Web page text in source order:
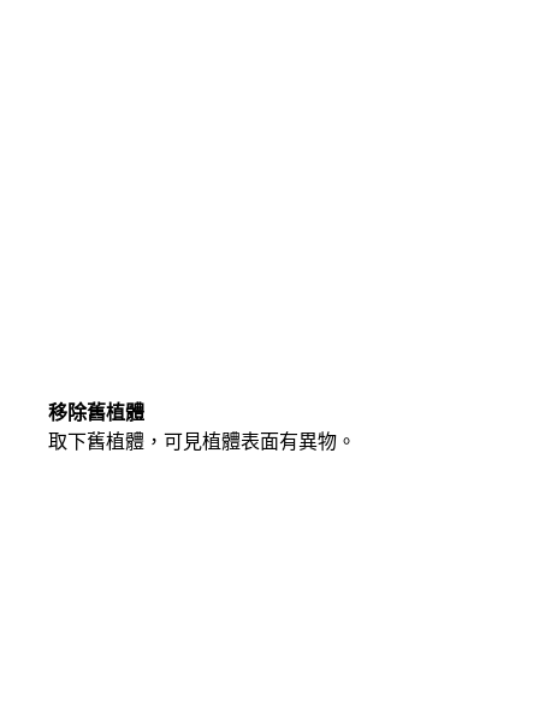
移除舊植體
取下舊植體，可見植體表面有異物。